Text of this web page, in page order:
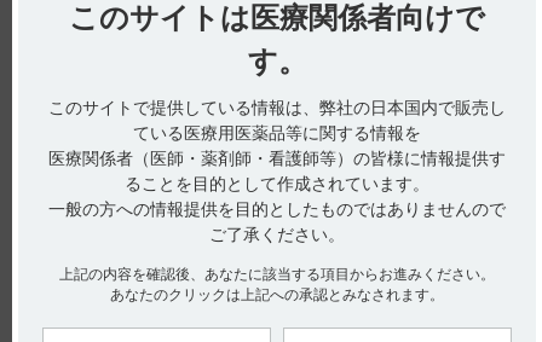
No : 3062
【サイレース・注射】 効能又は効果について教
電子添文には、効能又は効果に関する以下の記載があります。
4. 効能又は効果（引用1）
1）サイレース静注2mg電子添文 2023年4月改訂（第1版） 4. 効
このサイトは 医療関係者向けで
す。
このサイトで提供している情報は、弊社の日本国内で販売し
ている医療用医薬品等に関する情報を
医療関係者（医師・薬剤師・看護師等）の皆様に情報提供す
ることを目的として作成されています。
一般の方への情報提供を目的としたものではありませんので
ご了承ください。
上記の内容を確認後、あなたに該当する項目からお進みください。
あなたのクリックは上記への承認とみなされます。